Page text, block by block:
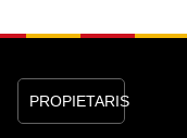
PROPIETARIS